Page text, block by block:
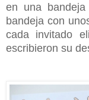
en una
bandeja con
cada invitado
escribieron su